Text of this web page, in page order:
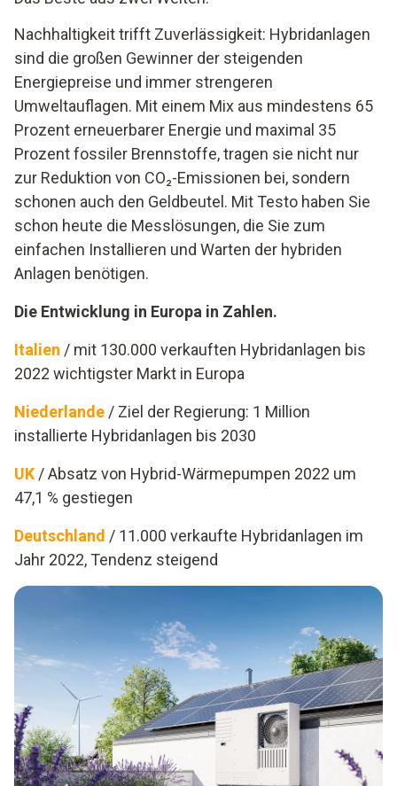
Nachhaltigkeit trifft Zuverlässigkeit: Hybridanlagen
sind die großen Gewinner der steigenden
Energiepreise und immer strengeren
Umweltauflagen. Mit einem Mix aus mindestens 65
Prozent erneuerbarer Energie und maximal 35
Prozent fossiler Brennstoffe, tragen sie nicht nur
zur Reduktion von CO₂-Emissionen bei, sondern
schonen auch den Geldbeutel. Mit Testo haben Sie
schon heute die Messlösungen, die Sie zum
einfachen Installieren und Warten der hybriden
Anlagen benötigen.
Die Entwicklung in Europa in Zahlen.
Italien / mit 130.000 verkauften Hybridanlagen bis
2022 wichtigster Markt in Europa
Niederlande / Ziel der Regierung: 1 Million
installierte Hybridanlagen bis 2030
UK / Absatz von Hybrid-Wärmepumpen 2022 um
47,1 % gestiegen
Deutschland / 11.000 verkaufte Hybridanlagen im
Jahr 2022, Tendenz steigend